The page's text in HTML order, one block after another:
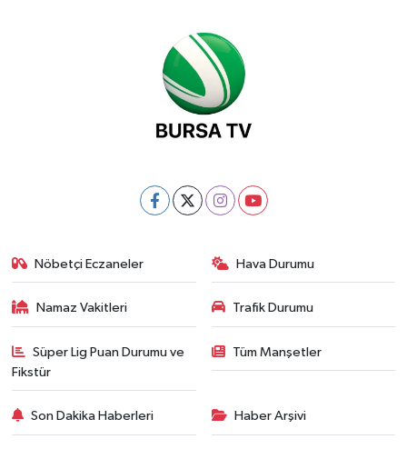
Nöbetçi Eczaneler Hava Durumu
Namaz Vakitleri Trafik Durumu
Süper Lig Puan Durumu ve
Fikstür
Tüm Manşetler
Son Dakika Haberleri Haber Arşivi